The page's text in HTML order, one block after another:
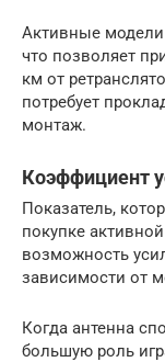
Активные модели
что позволяет
км от
потребует
монтаж.
Коэффициент
Показатель,
покупке
возможность
зависимости от
Когда антенна
большую роль